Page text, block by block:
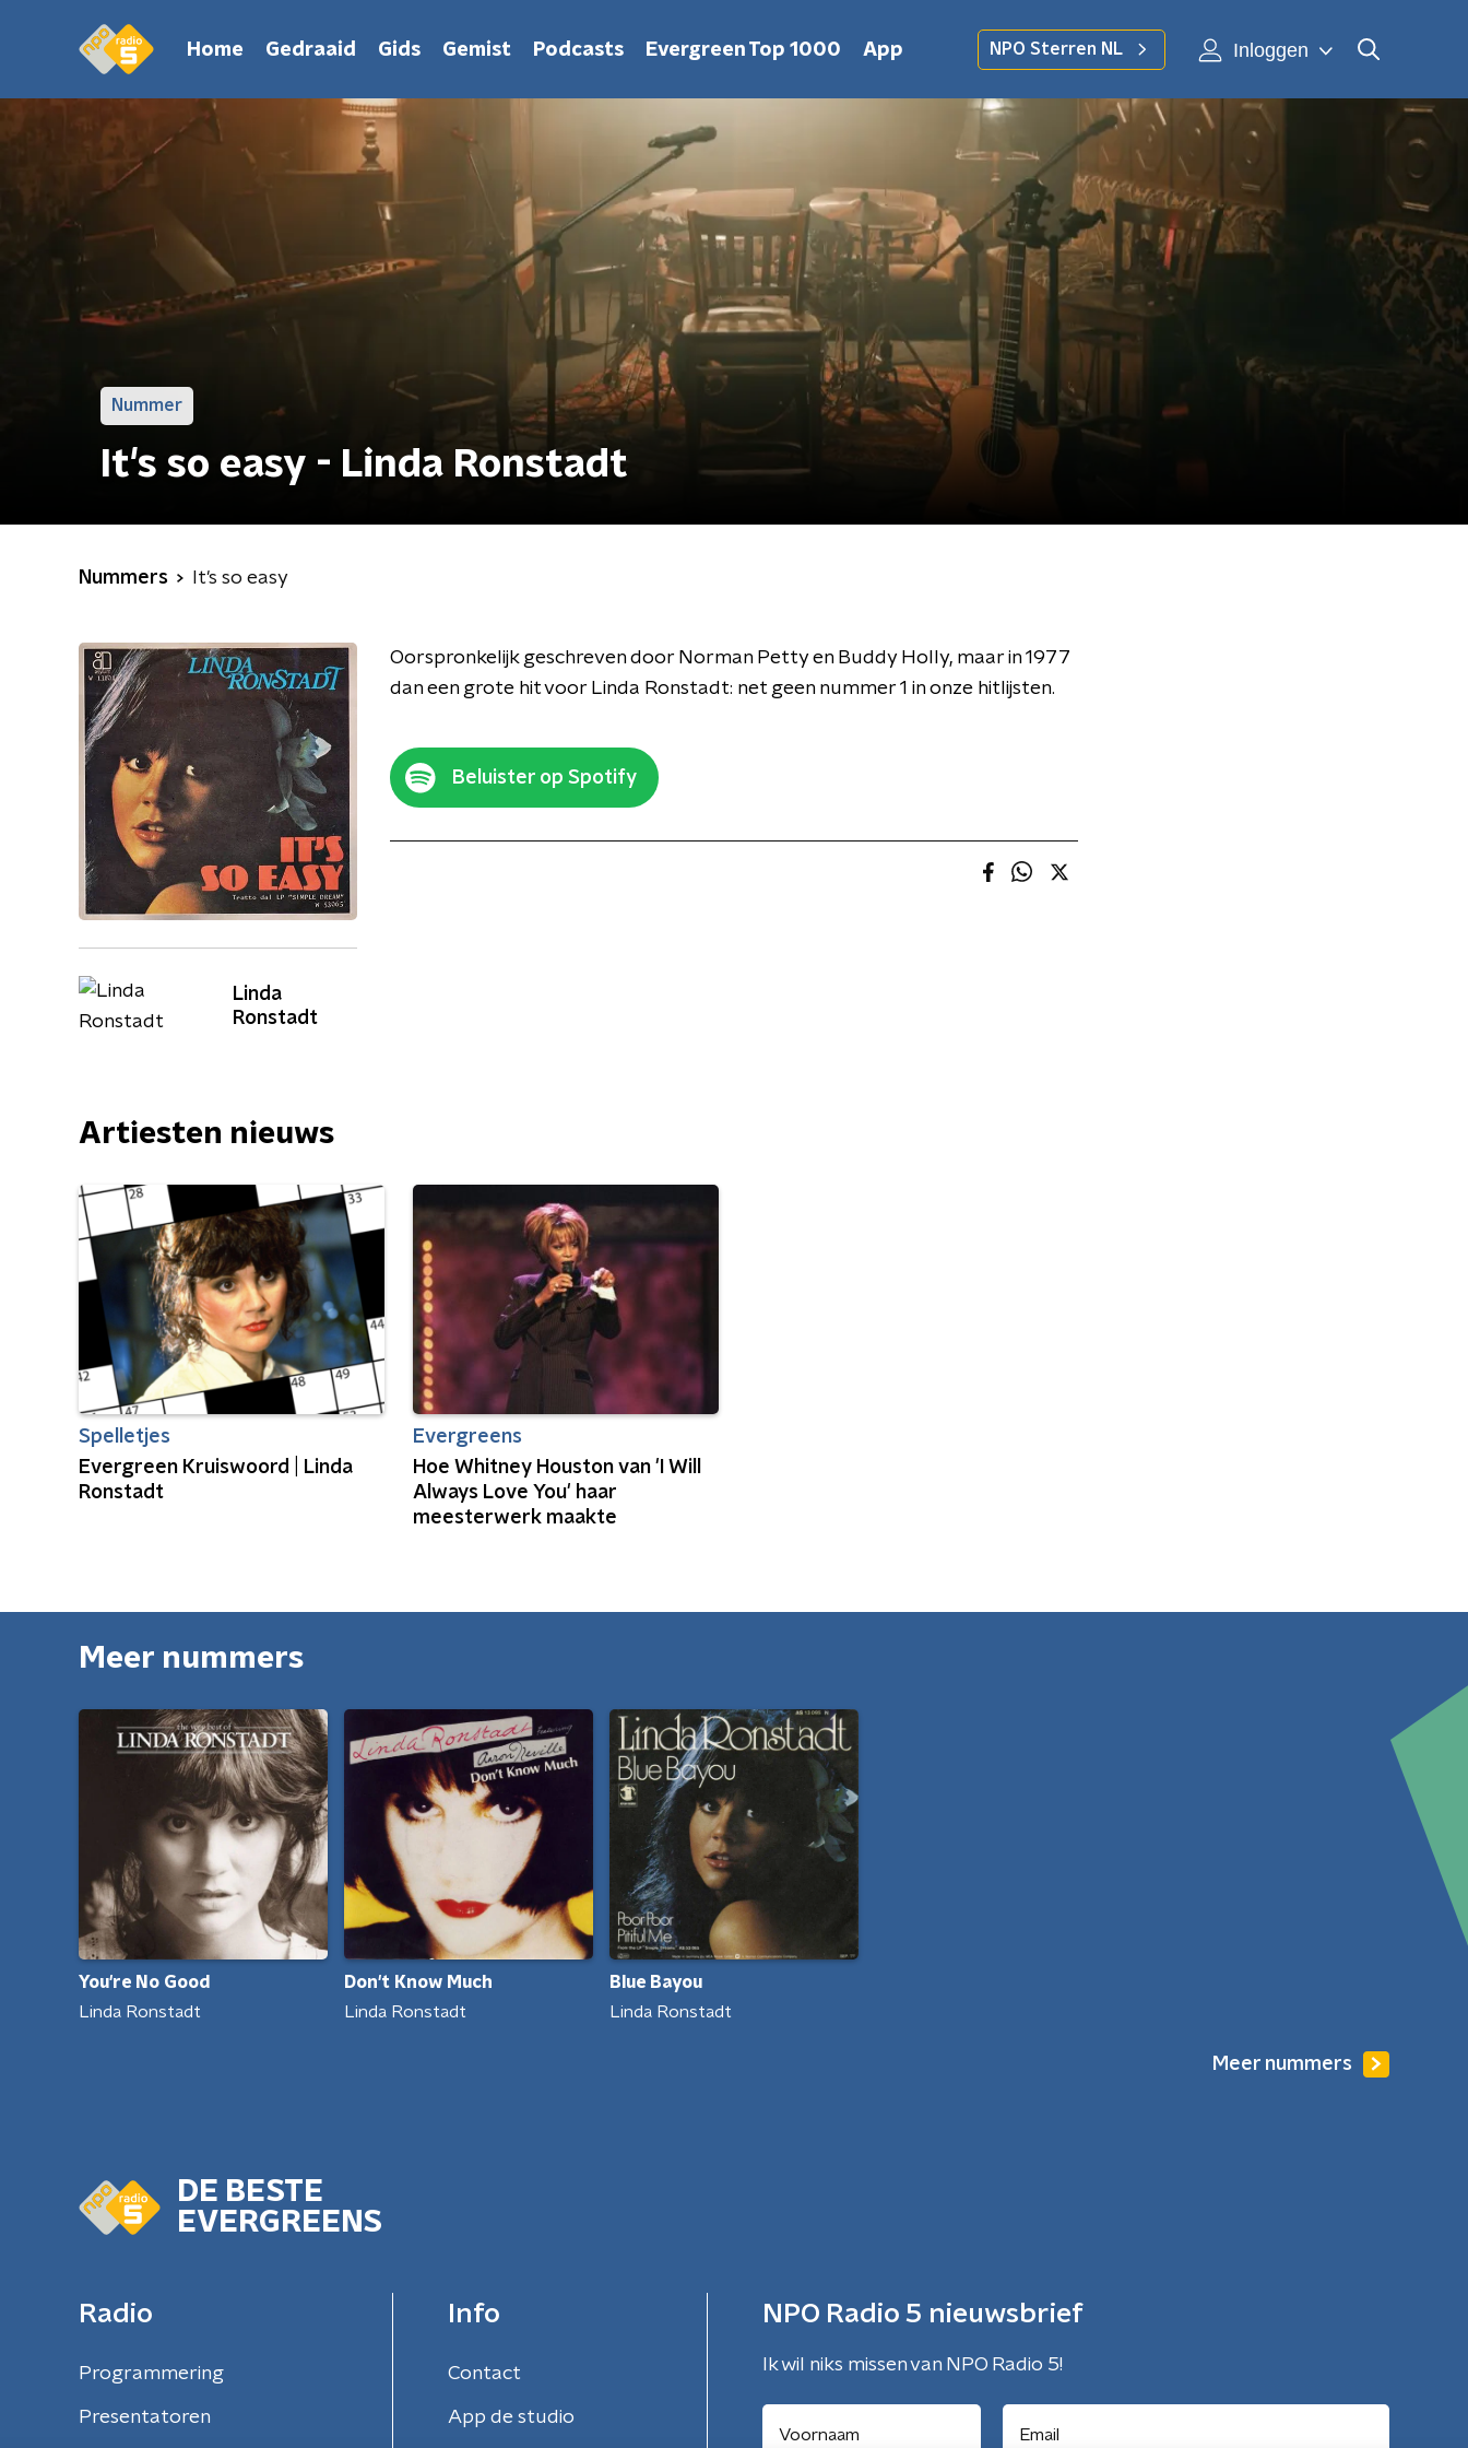
Home Gedraaid Gids Gemist Podcasts Evergreen Top 1000 App NPO Sterren NL Inloggen
Nummer
It's so easy - Linda Ronstadt
Nummers It's so easy
Linda
Ronstadt
Oorspronkelijk geschreven door Norman Petty en Buddy Holly, maar in 1977
dan een grote hit voor Linda Ronstadt: net geen nummer 1 in onze hitlijsten.
Beluister op Spotify
Artiesten nieuws
Spelletjes
Evergreen Kruiswoord | Linda
Ronstadt
Evergreens
Hoe Whitney Houston van 'I Will
Always Love You' haar
meesterwerk maakte
Meer nummers
You're No Good
Linda Ronstadt
Don't Know Much
Linda Ronstadt
Blue Bayou
Linda Ronstadt
Meer nummers
DE BESTE
EVERGREENS
Radio
Programmering
Presentatoren
Info
Contact
App de studio
NPO Radio 5 nieuwsbrief
Ik wil niks missen van NPO Radio 5!